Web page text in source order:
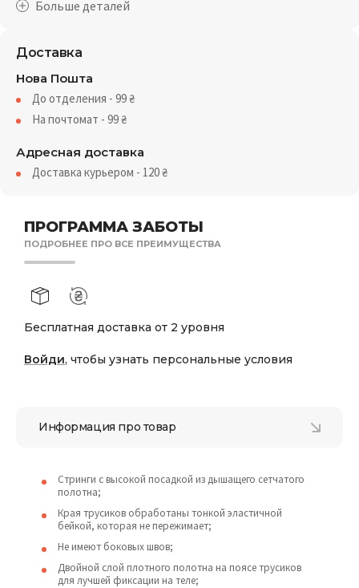
ПРОГРАММА ЗАБОТЫ
ПОДРОБНЕЕ ПРО ВСЕ ПРЕИМУЩЕСТВА
Бесплатная доставка от 2 уровня
Войди, чтобы узнать персональные условия
Доставка
Нова Пошта
До отделения - 99₴
На почтомат - 99₴
Адресная доставка
Доставка курьером - 120₴
Информация про товар
Стринги с высокой посадкой из дышащего сетчатого
полотна;
Края трусиков обработаны тонкой эластичной
бейкой, которая не пережимает;
Не имеют боковых швов;
Двойной слой плотного полотна на поясе трусиков
для лучшей фиксации на теле;